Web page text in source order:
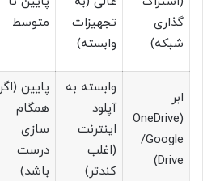
گذاری
شبکه)
تجهیزات
وابسته)
متوسط
ابر
(OneDrive
/Google
Drive)
وابسته به
آپلود
اینترنت
(اغلب
کندتر)
پایین (اگر
همگام
سازی
درست
باشد)